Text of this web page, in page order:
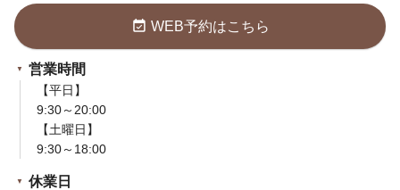
event_available WEB予約はこちら
営業時間
【平日】
9:30～20:00
【土曜日】
9:30～18:00
休業日